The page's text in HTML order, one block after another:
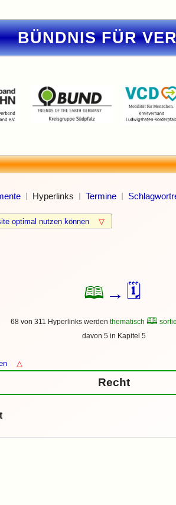
BÜNDNIS FÜR
Hyperlinks Termine
optimal nutzen können ▽
🕮 → 🗓
68 von 311 Hyperlinks werden thematisch 🕮
davon 5 in Kapitel 5
△
Recht